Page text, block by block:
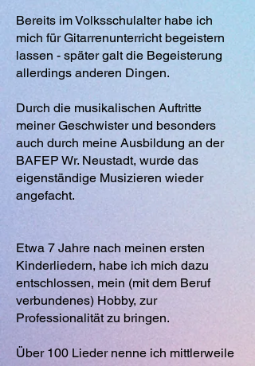
Bereits im Volksschulalter habe ich
mich für Gitarrenunterricht begeistern
lassen - später galt die Begeisterung
allerdings anderen Dingen.
Durch die musikalischen Auftritte
meiner Geschwister und besonders
auch durch meine Ausbildung an der
BAFEP Wr. Neustadt, wurde das
eigenständige Musizieren wieder
angefacht.
Etwa 7 Jahre nach meinen ersten
Kinderliedern, habe ich mich dazu
entschlossen, mein (mit dem Beruf
verbundenes) Hobby, zur
Professionalität zu bringen.
Über 100 Lieder nenne ich mittlerweile